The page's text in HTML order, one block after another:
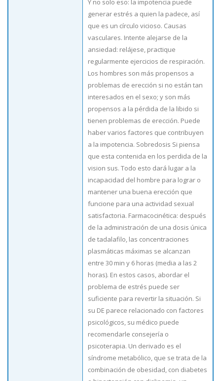
Y no solo eso: la impotencia puede
generar estrés a quien la padece, así
que es un círculo vicioso. Causas
vasculares. Intente alejarse de la
ansiedad: relájese, practique
regularmente ejercicios de respiración.
Los hombres son más propensos a
problemas de erección si no están tan
interesados ​​en el sexo; y son más
propensos a la pérdida de la libido si
tienen problemas de erección. Puede
haber varios factores que contribuyen
a la impotencia. Sobredosis Si piensa
que esta contenida en los perdida de la
vision sus. Todo esto dará lugar a la
incapacidad del hombre para lograr o
mantener una buena erección que
funcione para una actividad sexual
satisfactoria. Farmacocinética: después
de la administración de una dosis única
de tadalafilo, las concentraciones
plasmáticas máximas se alcanzan
entre 30 min y 6 horas (media a las 2
horas). En estos casos, abordar el
problema de estrés puede ser
suficiente para revertir la situación. Si
su DE parece relacionado con factores
psicológicos, su médico puede
recomendarle consejería o
psicoterapia. Un derivado es el
síndrome metabólico, que se trata de la
combinación de obesidad, con diabetes